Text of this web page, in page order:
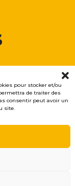
pour stocker et/ou
de traiter des
consentir peut avoir un
site.
- 61270 AUBE
par